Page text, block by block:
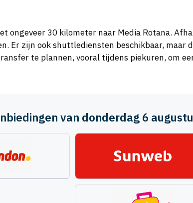
ongeveer 30 kilometer naar Media Rotana.
Er zijn ook shuttlediensten beschikbaar, maar
te plannen, vooral tijdens piekuren, om
van donderdag 6